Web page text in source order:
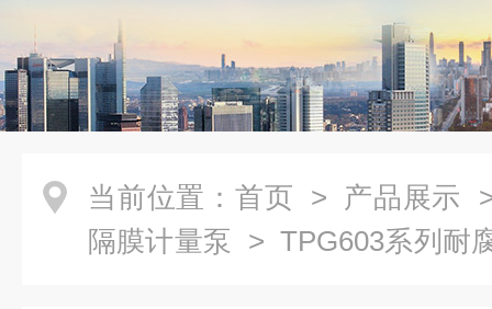
当前位置： 首页 > 产品展示
隔膜计量泵 > TPG603系列耐